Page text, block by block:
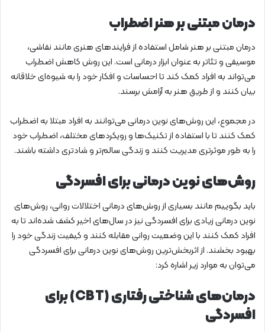
درمان مبتنی بر هنر اضطراب
درمان مبتنی بر هنر شامل استفاده از فرایندهای هنری مانند نقاشی،
موسیقی و تئاتر به عنوان ابزار درمانی است. این روش کاهش اضطراب
می‌تواند به افراد کمک کند تا احساسات و افکار خود را به شیوه‌ای خلاقانه
بیان کنند و از طریق هنر به آرامش برسند.
در مجموع، این روش‌های نوین درمانی می‌توانند به افراد مبتلا به اضطراب
کمک کنند تا با استفاده از تکنیک‌ها و رویکردهای مختلف، اضطراب خود
را به طور موثرتری مدیریت کنند و زندگی سالم‌تر و شادتری داشته باشند.
روش‌های نوین درمانی برای افسردگی
باید بگوییم مانند بسیاری از روش‌های درمانی اختلالات روانی، روش‌های
نوین درمانی زیادی برای افسردگی نیز در سال‌های اخیر کشف شده‌اند تا به
افراد کمک کنند با این وضعیت روانی مقابله کنند و کیفیت زندگی خود را
بهبود بخشند. از اثربخش‌ترین روش‌های نوین درمانی برای افسردگی
می‌توان به موارد زیر اشاره کرد:
درمان‌های شناختی رفتاری (CBT) برای
افسردگی